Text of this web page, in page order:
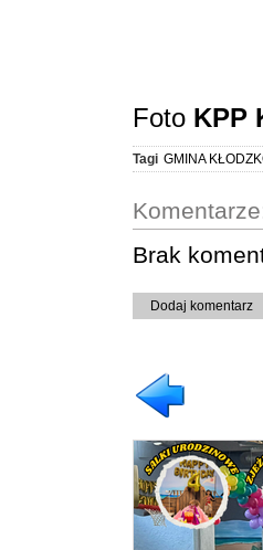
Foto KPP
Tagi GMINA
Brak
Dodaj komentarz